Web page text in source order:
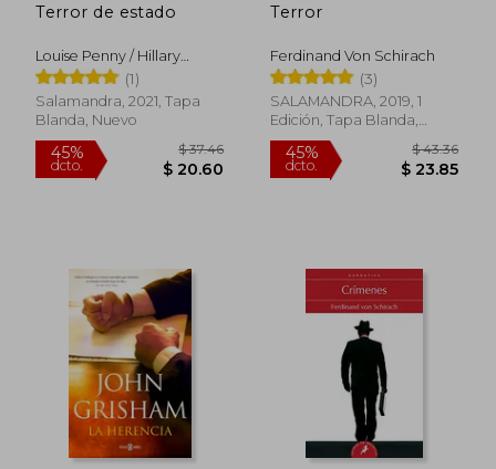
45%
dcto.
45%
dcto.
Terror de estado
Louise Penny / Hillary
Rodham Clinton
(1)
Salamandra, 2021, Tapa
Blanda, Nuevo
Terror
Ferdinand Von Schirach
(3)
SALAMANDRA, 2019, 1
Edición, Tapa Blanda,
Nuevo